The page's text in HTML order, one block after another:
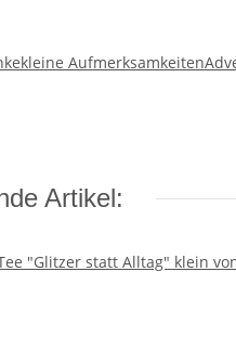
kleine Aufmerksamkeiten
Artikel: